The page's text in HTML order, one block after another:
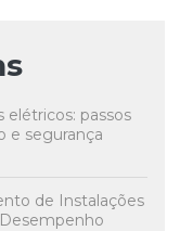
passos
e segurança
de Instalações